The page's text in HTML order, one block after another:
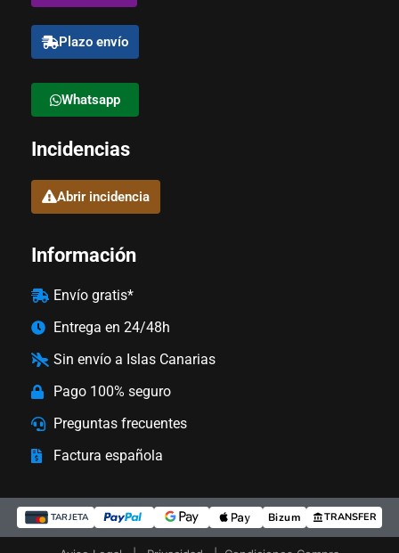
Plazo envío
Whatsapp
Incidencias
Abrir incidencia
Información
Envío gratis*
Entrega en 24/48h
Sin envío a Islas Canarias
Pago 100% seguro
Preguntas frecuentes
Factura española
TARJETA Bizum TRANSFER